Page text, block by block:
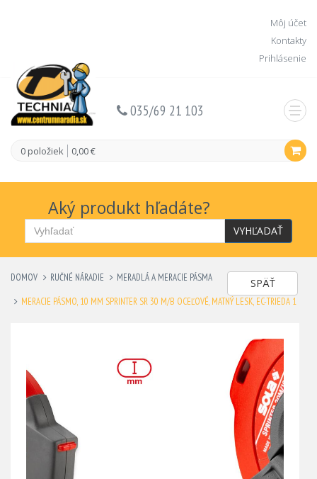
Môj účet
Kontakty
Prihlásenie
0 položiek 0,00 €
035/69 21 103
Aký produkt hľadáte?
VYHĽADAŤ
SPÄŤ
DOMOV RUČNÉ NÁRADIE
MERADLÁ A MERACIE PÁSMA
MERACIE PÁSMO, 10 MM SPRINTER SR 30 M/B OCEĽOVÉ, MATNÝ LESK, EC-TRIEDA 1